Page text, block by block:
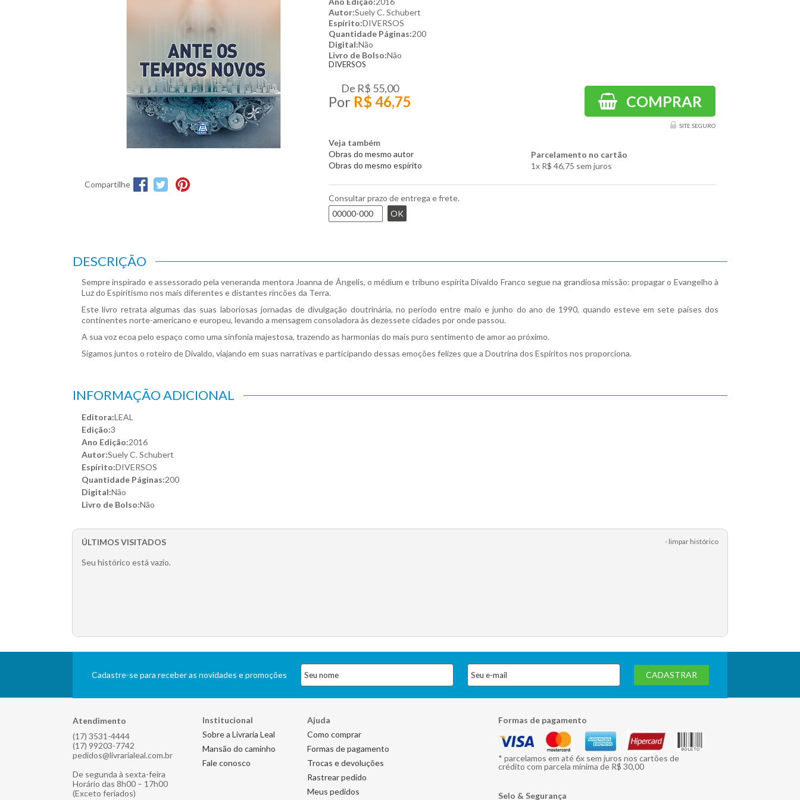
Compartilhe
Autor:Suely C. Schubert
Espírito:DIVERSOS
Quantidade Páginas:200
Digital:Não
Livro de Bolso:Não
DIVERSOS
De R$ 55,00
Por R$ 46,75 COMPRAR
SITE SEGURO
Veja também
Obras do mesmo autor
Obras do mesmo espírito
Parcelamento no cartão
1x R$ 46,75 sem juros
Consultar prazo de entrega e frete.
OK
DESCRIÇÃO
Sempre inspirado e assessorado pela veneranda mentora Joanna de Ângelis, o médium e tribuno espírita Divaldo Franco segue na grandiosa missão: propagar o Evangelho à
Luz do Espiritismo nos mais diferentes e distantes rincões da Terra.
Este livro retrata algumas das suas laboriosas jornadas de divulgação doutrinária, no período entre maio e junho do ano de 1990, quando esteve em sete países dos
continentes norte-americano e europeu, levando a mensagem consoladora às dezessete cidades por onde passou.
A sua voz ecoa pelo espaço como uma sinfonia majestosa, trazendo as harmonias do mais puro sentimento de amor ao próximo.
Sigamos juntos o roteiro de Divaldo, viajando em suas narrativas e participando dessas emoções felizes que a Doutrina dos Espíritos nos proporciona.
INFORMAÇÃO ADICIONAL
Editora:LEAL
Edição:3
Ano Edição:2016
Autor:Suely C. Schubert
Espírito:DIVERSOS
Quantidade Páginas:200
Digital:Não
Livro de Bolso:Não
ÚLTIMOS VISITADOS - limpar histórico
Seu histórico está vazio.
Cadastre-se para receber as novidades e promoções CADASTRAR
Atendimento
(17) 3531-4444
(17) 99203-7742
pedidos@livrarialeal.com.br
De segunda à sexta-feira
Horário das 8h00 – 17h00
(Exceto feriados)
Institucional
Sobre a Livraria Leal
Mansão do caminho
Fale conosco
Ajuda
Como comprar
Formas de pagamento
Trocas e devoluções
Rastrear pedido
Meus pedidos
Formas de pagamento
* parcelamos em até 6x sem juros nos cartões de
crédito com parcela mínima de R$ 30,00
Selo & Segurança